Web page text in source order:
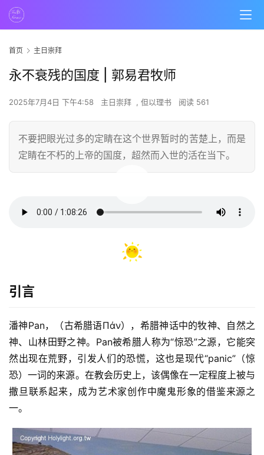
首页 主日崇拜
永不衰残的国度 | 郭易君牧师
2025年7月4日 下午4:58 主日崇拜 , 但以理书 阅读 561
不要把眼光过多的定睛在这个世界暂时的苦楚上，而是
定睛在不朽的上帝的国度，超然而入世的活在当下。
00:00 / 01:08:26
引言
潘神Pan，（古希腊语Πάν），希腊神话中的牧神、自然之
神、山林田野之神。Pan被希腊人称为“惊恐”之源，它能突
然出现在荒野，引发人们的恐慌，这也是现代“panic”（惊
恐）一词的来源。在教会历史上，该偶像在一定程度上被与
撒旦联系起来，成为艺术家创作中魔鬼形象的借鉴来源之
一。